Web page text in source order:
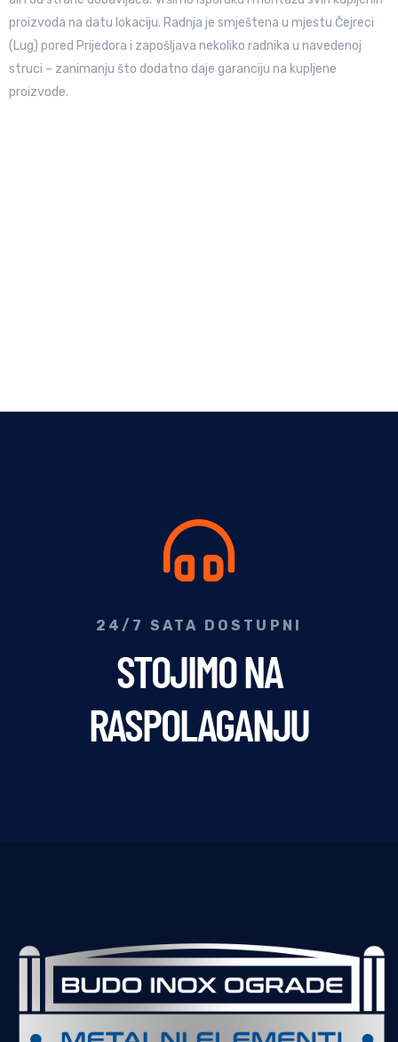
proizvoda na datu lokaciju. Radnja je smještena u mjestu Čejreci
(Lug) pored Prijedora i zapošljava nekoliko radnika u navedenoj
struci – zanimanju što dodatno daje garanciju na kupljene
proizvode.
24/7 SATA DOSTUPNI
STOJIMO NA
RASPOLAGANJU